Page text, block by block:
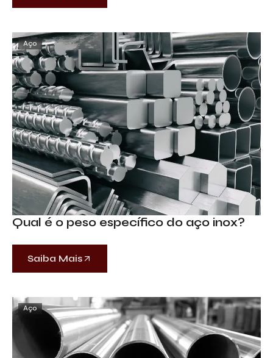
Aço
Qual é o peso específico do aço inox?
Saiba Mais
Aço